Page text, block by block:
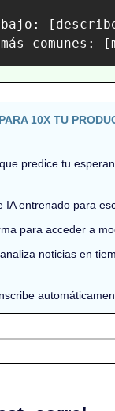
10X TU
predice tu
IA entrenado para
para acceder a
noticias en